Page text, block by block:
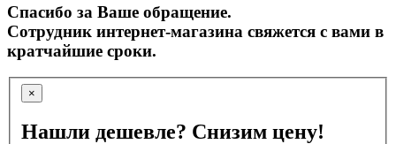
Спасибо за Ваше обращение.
Сотрудник интернет-магазина свяжется с вами в
кратчайшие сроки.
×
Нашли дешевле? Снизим цену!